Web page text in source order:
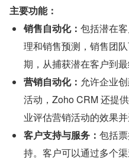
主要功能：
销售自动化： 包括潜在
理和销售预测，销售团
期，从捕获潜在客户到最
营销自动化： 允许企业
活动，Zoho CRM 还提
业评估营销活动的效果并
客户支持与服务： 包括
持。客户可以通过多个